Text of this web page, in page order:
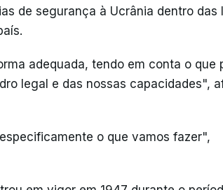
de segurança à Ucrânia dentro das
adequada, tendo em conta o que
legal e das nossas capacidades",
o que vamos fazer",